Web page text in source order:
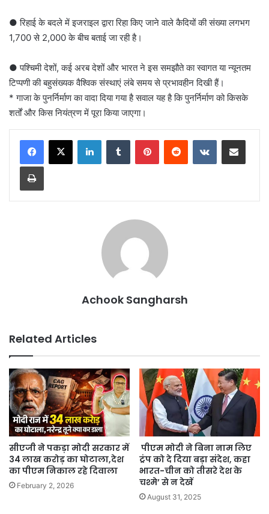
● रिहाई के बदले में इजराइल द्वारा रिहा किए जाने वाले कैदियों की संख्या लगभग
1,700 से 2,000 के बीच बताई जा रही है।
● पश्चिमी देशों, कई अरब देशों और भारत ने इस समझौते का स्वागत या न्यूनतम
टिप्पणी की बहुसंख्यक वैश्विक संस्थाएं लंबे समय से प्रभावहीन दिखी हैं।
* गाजा के पुनर्निर्माण का वादा दिया गया है सवाल यह है कि पुनर्निर्माण को किसके
शर्तों और किस नियंत्रण में पूरा किया जाएगा।
LinkedInTumblr PinterestReddit VKontakteShare via Email
Print
Achook Sangharsh
Related Articles
सीएजी ने पकड़ा मोदी सरकार में
34 लाख करोड़ का घोटाला,देश
का पीएम निकाल रहे दिवाला
February 2, 2026
पीएम मोदी ने बिना नाम लिए
ट्रंप को दे दिया बड़ा संदेश, कहा
भारत-चीन को तीसरे देश के
चश्मे’ से न देखें
August 31, 2025